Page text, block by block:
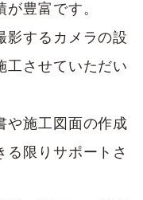
豊富です。
影するカメラの設
工させていただい
や施工図面の作成
る限りサポートさ